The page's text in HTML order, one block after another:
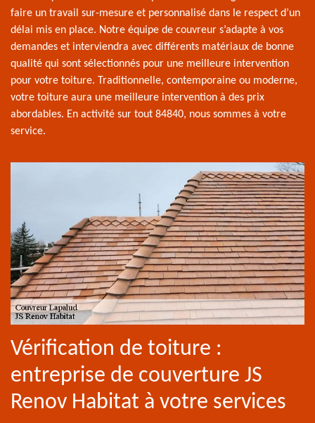
faire un travail sur-mesure et personnalisé dans le respect d’un
délai mis en place. Notre équipe de couvreur s’adapte à vos
demandes et interviendra avec différents matériaux de bonne
qualité qui sont sélectionnés pour une meilleure intervention
pour votre toiture. Traditionnelle, contemporaine ou moderne,
votre toiture aura une meilleure intervention à des prix
abordables. En activité sur tout 84840, nous sommes à votre
service.
Vérification de toiture :
entreprise de couverture JS
Renov Habitat à votre services